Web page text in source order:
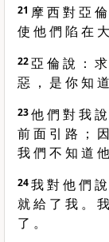
21 摩 西 對 亞
使 他 們 陷 在
22亞 倫 說 ：
惡 ， 是 你 知 道
23他 們 對 我
前 面 引 路 ；
我 們 不 知 道
24我 對 他 們
就 給 了 我 。
了 。